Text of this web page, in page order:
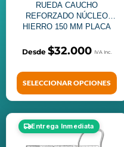
RUEDA CAUCHO
REFORZADO NÚCLEO
HIERRO 150 MM PLACA
$32.000
SELECCIONAR OPCIONES
Entrega Inmediata